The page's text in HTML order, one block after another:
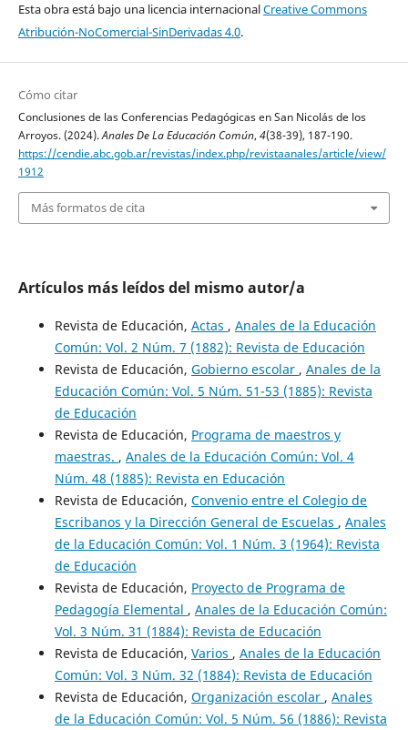
Esta obra está bajo una licencia internacionalCreative Commons
Atribución-NoComercial-SinDerivadas 4.0.
Cómo citar
Conclusiones de las Conferencias Pedagógicas en San Nicolás de los
Arroyos. (2024).Anales De La Educación Común, 4(38-39), 187-190.
https://cendie.abc.gob.ar/revistas/index.php/revistaanales/article/view/
1912
Más formatos de cita
Artículos más leídos del mismo autor/a
Revista de Educación, Actas , Anales de la Educación
Común: Vol. 2 Núm. 7 (1882): Revista de Educación
Revista de Educación, Gobierno escolar , Anales de la
Educación Común: Vol. 5 Núm. 51-53 (1885): Revista
de Educación
Revista de Educación, Programa de maestros y
maestras. , Anales de la Educación Común: Vol. 4
Núm. 48 (1885): Revista en Educación
Revista de Educación, Convenio entre el Colegio de
Escribanos y la Dirección General de Escuelas , Anales
de la Educación Común: Vol. 1 Núm. 3 (1964): Revista
de Educación
Revista de Educación, Proyecto de Programa de
Pedagogía Elemental , Anales de la Educación Común:
Vol. 3 Núm. 31 (1884): Revista de Educación
Revista de Educación, Varios , Anales de la Educación
Común: Vol. 3 Núm. 32 (1884): Revista de Educación
Revista de Educación, Organización escolar , Anales
de la Educación Común: Vol. 5 Núm. 56 (1886): Revista